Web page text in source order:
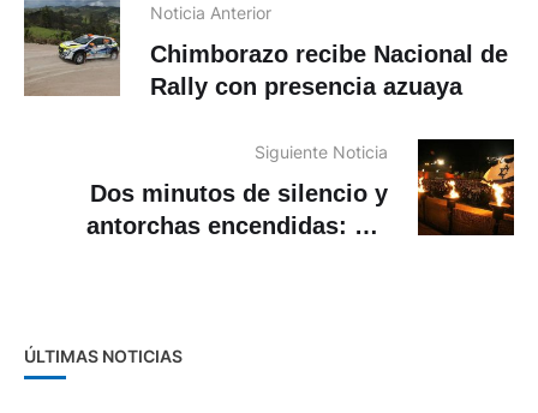
Noticia Anterior
Chimborazo recibe Nacional de
Rally con presencia azuaya
Siguiente Noticia
Dos minutos de silencio y
antorchas encendidas: así
ÚLTIMAS NOTICIAS